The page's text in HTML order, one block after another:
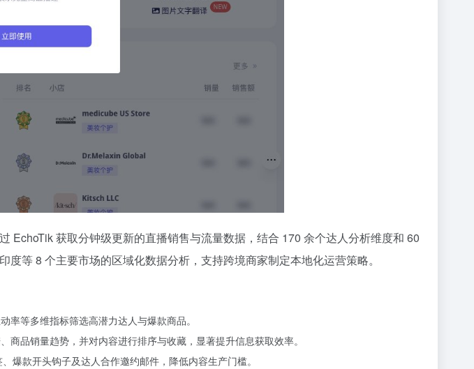
获取分钟级更新的直播销售与流量数据，结合 170 余个达人分析维度和 60
等 8 个主要市场的区域化数据分析，支持跨境商家制定本地化运营策略。
率等多维指标筛选高潜力达人与爆款商品。
品销量趋势，并对内容进行排序与收藏，显著提升信息获取效率。
爆款开头钩子及达人合作邀约邮件，降低内容生产门槛。